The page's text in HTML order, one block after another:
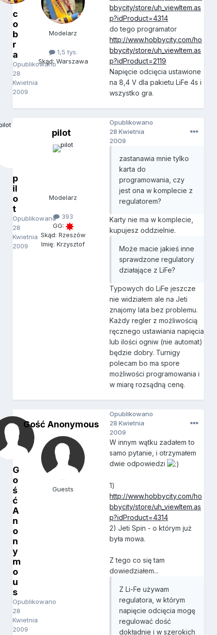
c
o
b
r
a
Opublikowano
28
Kwietnia
2009
Modelarz
1,5 tys.
Skąd: Warszawa
bbycity/store/uh_viewItem.as
p?idProduct=4314
do tego programator
http://www.hobbycity.com/ho
bbycity/store/uh_viewItem.as
p?idProduct=2119
Napięcie odcięcia ustawione
na 8,4 V dla pakietu LiFe 4s i
wszystko gra.
p
il
o
t
Opublikowano
28
Kwietnia
2009
pilot
Modelarz
393
GG:
Skąd: Rzeszów
Imię: Krzysztof
Opublikowano
28 Kwietnia
2009
zastanawia mnie tylko
karta do
programowania, czy
jest ona w komplecie z
regulatorem?
Karty nie ma w komplecie,
kupujesz oddzielnie.
Może macie jakieś inne
sprawdzone regulatory
działające z LiFe?
Typowych do LiFe jeszcze
nie widziałem ale na Jeti
znajomy lata bez problemu.
Każdy regler z możliwością
ręcznego ustawiania napięcia
lub ilości ogniw (nie automat)
będzie dobry. Turnigy
polecam bo ma spore
możliwości programowania i
w miarę rozsądną cenę.
G
o
ś
ć
A
n
o
n
y
m
o
u
s
Opublikowano
28
Kwietnia
2009
Gość Anonymous
Guests
Opublikowano
28 Kwietnia
2009
W innym wątku zadałem to
samo pytanie, i otrzymałem
dwie odpowiedzi
1)
http://www.hobbycity.com/ho
bbycity/store/uh_viewItem.as
p?idProduct=4314
2) Jeti Spin - o którym już
była mowa.
Z tego co się tam
dowiedziałem...
Z Li-Fe używam
regulatora, w którym
napięcie odcięcia mogę
regulować dość
dokładnie i w szerokich